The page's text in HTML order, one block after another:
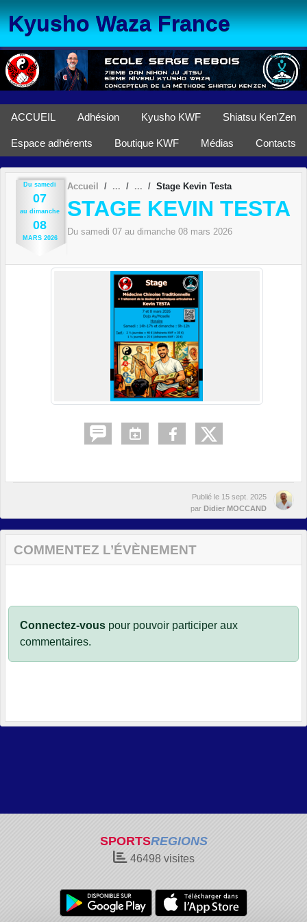
Kyusho Waza France
ACCUEIL Adhésion Kyusho KWF Shiatsu Ken'Zen
Espace adhérents Boutique KWF Médias Contacts
Du samedi
07
au dimanche
08
MARS 2026
Accueil Stage Kevin Testa
STAGE KEVIN TESTA
Du samedi 07 au dimanche 08 mars 2026
Publié le 15 sept. 2025
par Didier MOCCAND
COMMENTEZ L’ÉVÈNEMENT
Connectez-vous pour pouvoir participer aux
commentaires.
SPORTSREGIONS
46498visites